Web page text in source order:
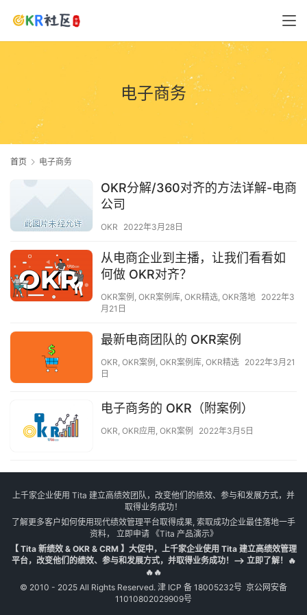
电子商务
首页 电子商务
OKR分解/360对齐的方法详解-电商
公司
OKR 2022年3月28日
从电商企业到主播，让我们看看如
何做 OKR对齐？
OKR案例 , OKR案例库, OKR精选, OKR落地 2022年3
月21日
最新电商团队的 OKR案例
OKR, OKR案例 , OKR案例库, OKR精选 2022年3月21
日
电子商务的 OKR（附案例）
OKR, OKR应用 , OKR案例 2022年3月5日
上千家企业使用 Tita 建立高绩效团队，改变他们的绩效、参与和发展方式，并
取得业务成功！
了解更多客户如何使用现代绩效管理平台取得成果, 索取成功企业最佳落地一手
资料， 立即申请《Tita 产品演示》
【 Tita 新绩效 & OKR & CRM 】大促中，上千家企业使用 Tita 建立高绩效管理
平台，改变他们的绩效、参与和发展方式，并取得业务成功！--> 立即了解！🔥
🔥🔥
© 2010 - 2025 All Rights Reserved. 津 ICP 备 18005232号 京公网安备
11010802029909号